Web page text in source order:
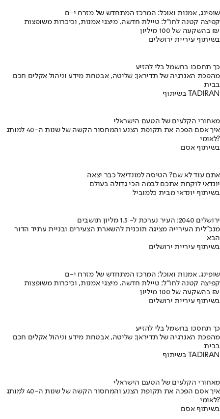
שופינג, אמנות ואוכל: המרכז המתחדש של מזרח י-ם
קפיצה קטנה לחו"ל: טיילת חדשה, מיצגי אמנות, וכיכרות משופצות
בהשקעה של 100 מיליון ₪
בשיתוף עיריית ירושלים
כך תחסכו בחשמל בלי להזיע
מהפכת האנרגיה של תדיראן: שליטה, אבטחת מידע וניהול אקלים חכם
בבית
בשיתוף TADIRAN
מאחורי הקלעים של הטעם הישראלי
איך אסם הפכה את תקופת הצנע והמחסור הקשה של שנות ה-40 למותג
לאומי?
בשיתוף אסם
אתם עוד לא שם? הטיסה למונדיאל כבר יצאה
יונדאי לוקחת אתכם לבמה הכי גדולה בעולם
בשיתוף יונדאי מבית כלמוביל
ירושלים 2040: העיר נערכת ל- 1.5 מליון תושבים
מנכ"לית העירייה מציגה תוכנית להשארת הצעירים ובניית עתיד הדור
הבא
בשיתוף עיריית ירושלים
שופינג, אמנות ואוכל: המרכז המתחדש של מזרח י-ם
קפיצה קטנה לחו"ל: טיילת חדשה, מיצגי אמנות, וכיכרות משופצות
בהשקעה של 100 מיליון ₪
בשיתוף עיריית ירושלים
כך תחסכו בחשמל בלי להזיע
מהפכת האנרגיה של תדיראן: שליטה, אבטחת מידע וניהול אקלים חכם
בבית
בשיתוף TADIRAN
מאחורי הקלעים של הטעם הישראלי
איך אסם הפכה את תקופת הצנע והמחסור הקשה של שנות ה-40 למותג
לאומי?
בשיתוף אסם